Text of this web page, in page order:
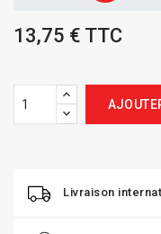
13,75 € TTC
Livraison